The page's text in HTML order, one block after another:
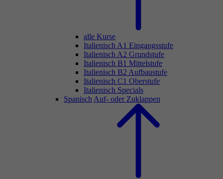
alle Kurse
Italienisch A1 Eingangsstufe
Italienisch A2 Grundstufe
Italienisch B1 Mittelstufe
Italienisch B2 Aufbaustufe
Italienisch C1 Oberstufe
Italienisch Specials
Spanisch Auf- oder Zuklappen